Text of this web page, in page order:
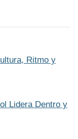
Ritmo y
Lidera Dentro y